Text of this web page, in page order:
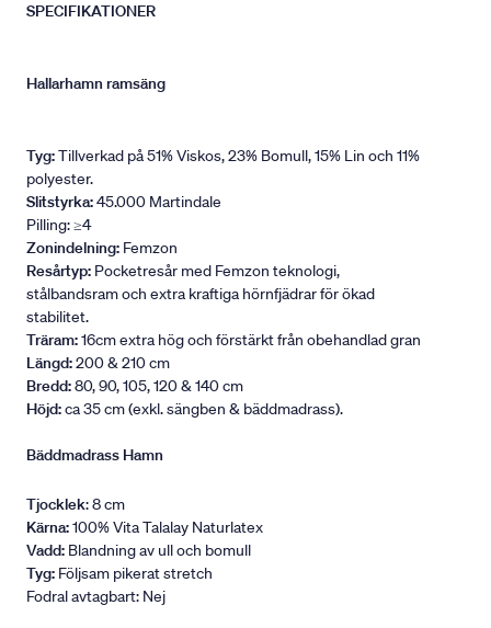
SPECIFIKATIONER
Hallarhamn ramsäng
Tyg:Tillverkad på 51% Viskos, 23% Bomull, 15% Lin och 11%
polyester.
Slitstyrka:45.000 Martindale
Pilling: ≥4
Zonindelning: Femzon
Resårtyp: Pocketresår med Femzon teknologi,
stålbandsram och extra kraftiga hörnfjädrar för ökad
stabilitet.
Träram:16cm extra hög och förstärkt från obehandlad gran
Längd:200 & 210 cm
Bredd:80, 90, 105, 120 & 140 cm
Höjd:ca 35 cm (exkl. sängben & bäddmadrass).
Bäddmadrass Hamn
Tjocklek: 8 cm
Kärna:100% Vita Talalay Naturlatex
Vadd: Blandning av ull och bomull
Tyg: Följsam pikerat stretch
Fodral avtagbart: Nej